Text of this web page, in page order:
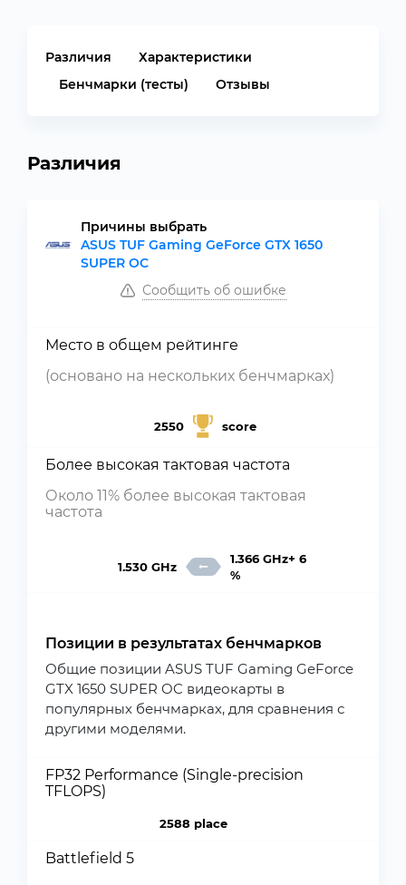
Различия
Характеристики
Бенчмарки (тесты)
Отзывы
Различия
Причины выбрать
ASUS TUF Gaming GeForce GTX 1650
SUPER OC
Сообщить об ошибке
Место в общем рейтинге
(основано на нескольких бенчмарках)
2550 score
Более высокая тактовая частота
Около 11% более высокая тактовая
частота
1.530 GHz
1.366 GHz+ 6
%
Позиции в результатах бенчмарков
Общие позиции ASUS TUF Gaming GeForce
GTX 1650 SUPER OC видеокарты в
популярных бенчмарках, для сравнения с
другими моделями.
FP32 Performance (Single-precision
TFLOPS)
2588 place
Battlefield 5